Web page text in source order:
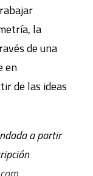
la
de una
en
de las ideas
a partir